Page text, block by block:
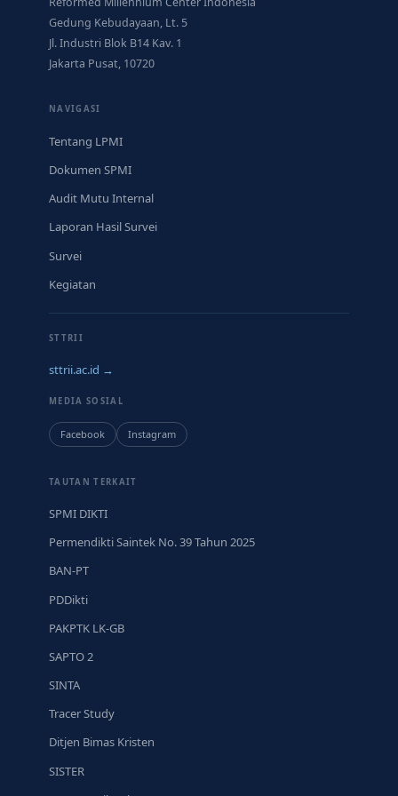
Gedung Kebudayaan, Lt. 5
Jl. Industri Blok B14 Kav. 1
Jakarta Pusat, 10720
NAVIGASI
Tentang LPMI
Dokumen SPMI
Audit Mutu Internal
Laporan Hasil Survei
Survei
Kegiatan
STTRII
sttrii.ac.id →
MEDIA SOSIAL
Facebook Instagram
TAUTAN TERKAIT
SPMI DIKTI
Permendikti Saintek No. 39 Tahun 2025
BAN-PT
PDDikti
PAKPTK LK-GB
SAPTO 2
SINTA
Tracer Study
Ditjen Bimas Kristen
SISTER